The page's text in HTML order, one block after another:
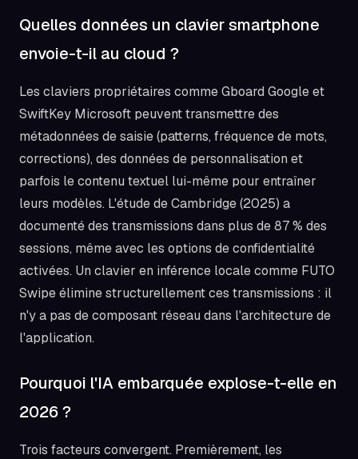
Quelles données un clavier smartphone
envoie-t-il au cloud ?
Les claviers propriétaires comme Gboard Google et
SwiftKey Microsoft peuvent transmettre des
métadonnées de saisie (patterns, fréquence de mots,
corrections), des données de personnalisation et
parfois le contenu textuel lui-même pour entraîner
leurs modèles. L'étude de Cambridge (2025) a
documenté des transmissions dans plus de 87 % des
sessions, même avec les options de confidentialité
activées. Un clavier en inférence locale comme FUTO
Swipe élimine structurellement ces transmissions : il
n'y a pas de composant réseau dans l'architecture de
l'application.
Pourquoi l'IA embarquée explose-t-elle en
2026 ?
Trois facteurs convergent. Premièrement, les